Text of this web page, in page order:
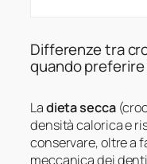
Differenze tra
quando preferire
Ladieta secca
densità calorica e
conservare, oltre a
meccanica dei denti.